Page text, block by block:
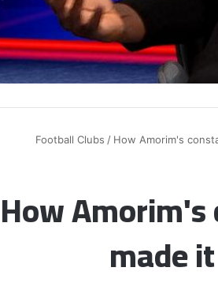
Football Clubs / How Amorim's
How
made